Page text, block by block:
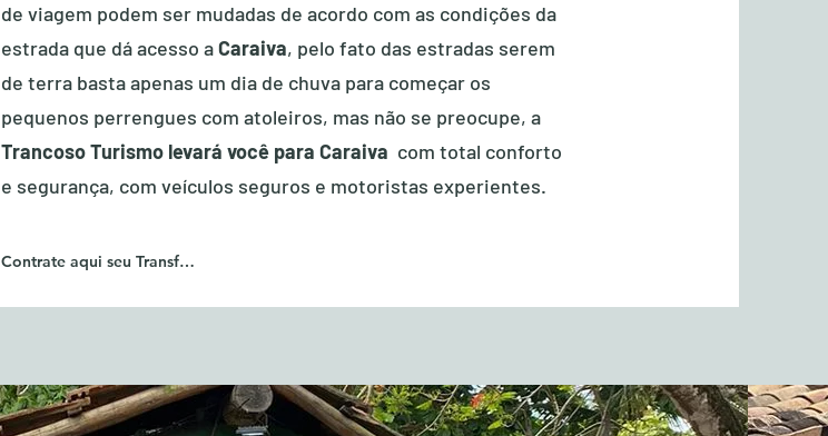
de viagem podem ser mudadas de acordo com as condições da
estrada que dá acesso aCaraiva, pelo fato das estradas serem
de terra basta apenas um dia de chuva para começar os
pequenos perrengues com atoleiros, mas não se preocupe, a
Trancoso Turismo levará você para Caraiva com total conforto
e segurança, com veículos seguros e motoristas experientes.
Contrate aqui seu Transfer para Caraiva